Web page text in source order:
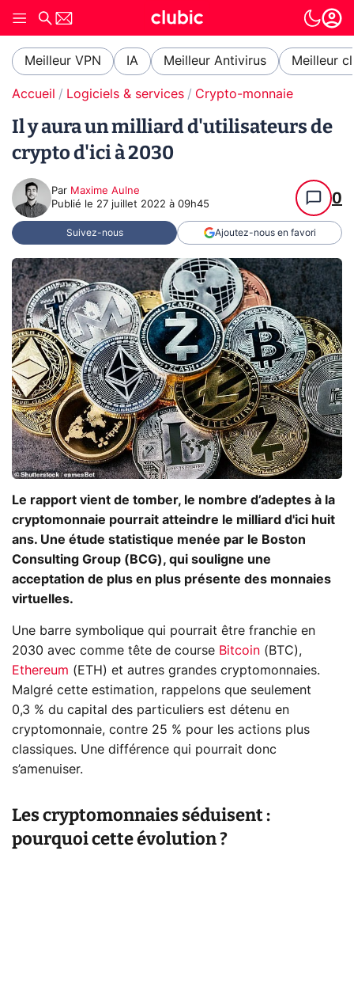
Meilleur VPN IA Meilleur Antivirus Meilleur
Accueil Logiciels & services Crypto-monnaie
Il y aura un milliard d'utilisateurs de
crypto d'ici à 2030
Par Maxime Aulne
Publié le 27 juillet 2022 à 09h45 0
Suivez-nous Ajoutez-nous en favori
Le rapport vient de tomber, le nombre d’adeptes à la
cryptomonnaie pourrait atteindre le milliard d'ici huit
ans. Une étude statistique menée par le Boston
Consulting Group (BCG), qui souligne une
acceptation de plus en plus présente des monnaies
virtuelles.
Une barre symbolique qui pourrait être franchie en
2030 avec comme tête de course Bitcoin (BTC),
Ethereum (ETH) et autres grandes cryptomonnaies.
Malgré cette estimation, rappelons que seulement
0,3 % du capital des particuliers est détenu en
cryptomonnaie, contre 25 % pour les actions plus
classiques. Une différence qui pourrait donc
s’amenuiser.
Les cryptomonnaies séduisent :
pourquoi cette évolution ?